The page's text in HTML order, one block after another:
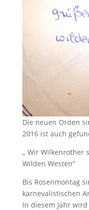
Die neuen Orden
2016 ist auch
„ Wir Wilkenrother
Wilden Westen“
Bis Rosenmontag
karnevalistischen
In diesem Jahr